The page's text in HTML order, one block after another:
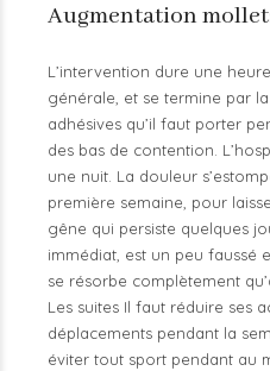
Augmentation
L’intervention dure une
générale, et se termine par
adhésives qu’il faut porter
des bas de contention.
une nuit. La douleur
première semaine, pour
gêne qui persiste quelques
immédiat, est un peu faussé
se résorbe complètement
Les suites Il faut réduire ses
déplacements pendant la
éviter tout sport pendant au